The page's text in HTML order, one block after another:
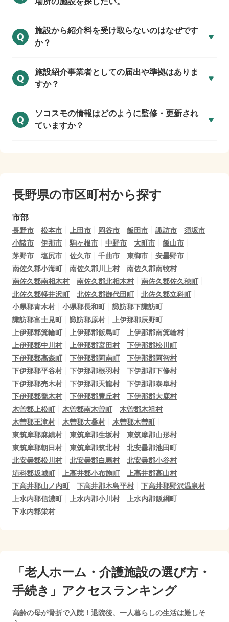
Q
施設から紹介料を受け取らないのはなぜです
か？
Q
施設紹介事業者としての届出や準拠はありま
すか？
Q
ソコスモの情報はどのように監修・更新され
ていますか？
長野県の市区町村から探す
市部
長野市 松本市 上田市 岡谷市 飯田市 諏訪市
須坂市
小諸市
伊那市 駒ヶ根市 中野市 大町市
飯山市
茅野市
塩尻市 佐久市 千曲市 東御市
安曇野市
南佐久郡小海町
南佐久郡川上村
南佐久郡南牧村
南佐久郡南相木村
南佐久郡北相木村
南佐久郡佐久穂町
北佐久郡軽井沢町
北佐久郡御代田町
北佐久郡立科町
小県郡青木村
小県郡長和町
諏訪郡下諏訪町
諏訪郡富士見町
諏訪郡原村
上伊那郡辰野町
上伊那郡箕輪町
上伊那郡飯島町
上伊那郡南箕輪村
上伊那郡中川村
上伊那郡宮田村
下伊那郡松川町
下伊那郡高森町
下伊那郡阿南町
下伊那郡阿智村
下伊那郡平谷村
下伊那郡根羽村
下伊那郡下條村
下伊那郡売木村
下伊那郡天龍村
下伊那郡泰阜村
下伊那郡喬木村
下伊那郡豊丘村
下伊那郡大鹿村
木曽郡上松町
木曽郡南木曽町
木曽郡木祖村
木曽郡王滝村
木曽郡大桑村
木曽郡木曽町
東筑摩郡麻績村
東筑摩郡生坂村
東筑摩郡山形村
東筑摩郡朝日村
東筑摩郡筑北村
北安曇郡池田町
北安曇郡松川村
北安曇郡白馬村
北安曇郡小谷村
埴科郡坂城町
上高井郡小布施町
上高井郡高山村
下高井郡山ノ内町
下高井郡木島平村
下高井郡野沢温泉村
上水内郡信濃町
上水内郡小川村
上水内郡飯綱町
下水内郡栄村
「老人ホーム・介護施設の選び方・
手続き」アクセスランキング
高齢の母が骨折で入院！退院後、一人暮らしの生活は難しそ